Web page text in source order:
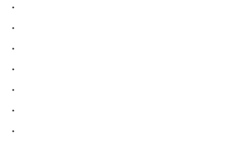
・
・
・
・
・
・
・